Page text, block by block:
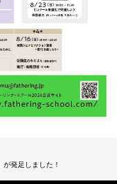
が発足しました！